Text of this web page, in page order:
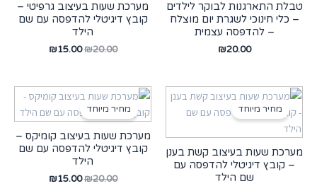
טבלת התארגנות לבוקר לילדים
– כלי חינוכי לשגרת יום מוצלח
– להדפסה עצמית
₪20.00
מערכת שעות בעיצוב גרפיטי –
קובץ דיגיטלי להדפסה עם שם
הילד
₪20.00
₪15.00
מחיר מיוחד
מערכת שעות בעיצוב קשת בענן
– קובץ דיגיטלי להדפסה עם
שם הילד
מחיר מיוחד
מערכת שעות בעיצוב קומיקס –
קובץ דיגיטלי להדפסה עם שם
הילד
₪20.00
₪15.00